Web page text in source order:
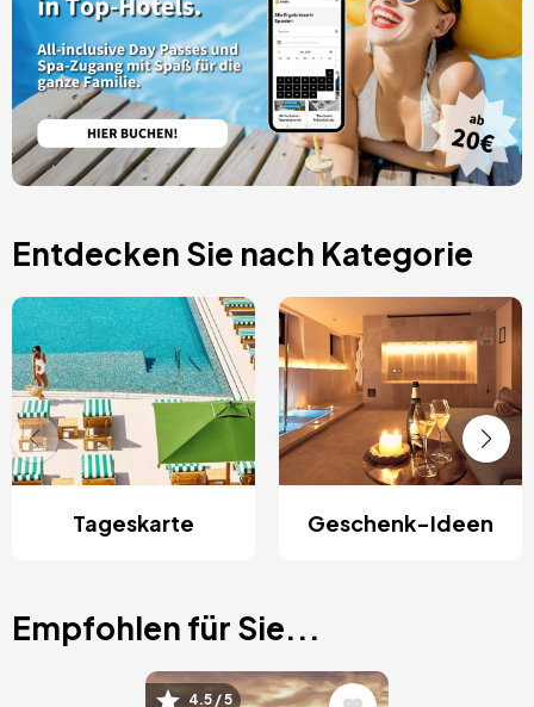
Entdecken Sie nach Kategorie
Tageskarte Geschenk-Ideen
Empfohlen für Sie...
4.5 / 5